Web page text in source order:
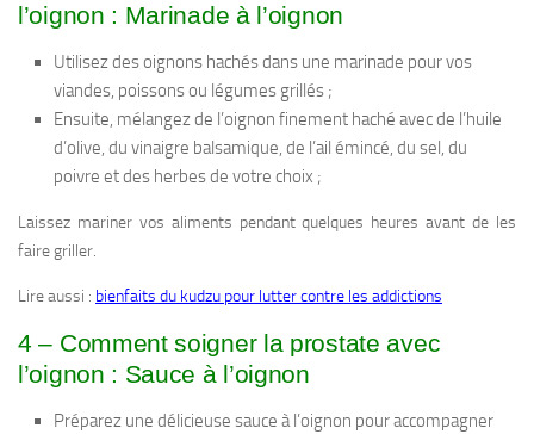
l’oignon : Marinade à l’oignon
Utilisez des oignons hachés dans une marinade pour vos
viandes, poissons ou légumes grillés ;
Ensuite, mélangez de l’oignon finement haché avec de l’huile
d’olive, du vinaigre balsamique, de l’ail émincé, du sel, du
poivre et des herbes de votre choix ;
Laissez mariner vos aliments pendant quelques heures avant de les
faire griller.
Lire aussi : bienfaits du kudzu pour lutter contre les addictions
4 – Comment soigner la prostate avec
l’oignon : Sauce à l’oignon
Préparez une délicieuse sauce à l’oignon pour accompagner